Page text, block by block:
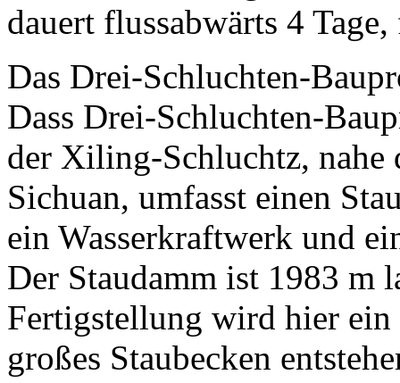
dauert flussabwärts 4
Das Drei-Schluchten-
Dass Drei-Schluchten-
der Xiling-Schluchtz, nahe
Sichuan, umfasst einen
ein Wasserkraftwerk und
Der Staudamm ist 1983 m
Fertigstellung wird hier
großes Staubecken